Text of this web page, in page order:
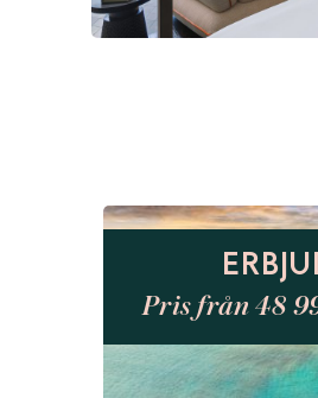
Pris från 48